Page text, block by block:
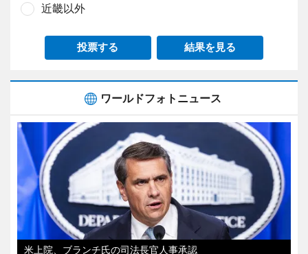
近畿以外
投票する 結果を見る
ワールドフォトニュース
米上院、ブランチ氏の司法長官人事承認